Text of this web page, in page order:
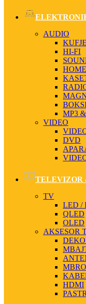
AUDIO
KUFJE
HI-FI
MP3
VIDEO
DVD
TELEVIZOR
TV
LED /
QLED
OLED
AKSESOR
HDMI